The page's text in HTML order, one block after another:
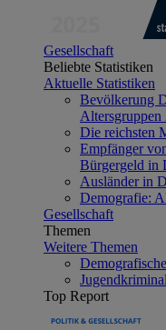
Gesellschaft
Beliebte Statistiken
Aktuelle Statistiken
Bevölkerung
Altersgruppen
Die reichsten
Empfänger
Bürgergeld in
Ausländer in
Demografie:
Gesellschaft
Themen
Weitere Themen
Top Report